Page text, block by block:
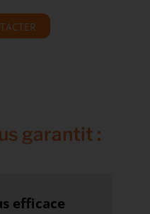
garantit :
efficace